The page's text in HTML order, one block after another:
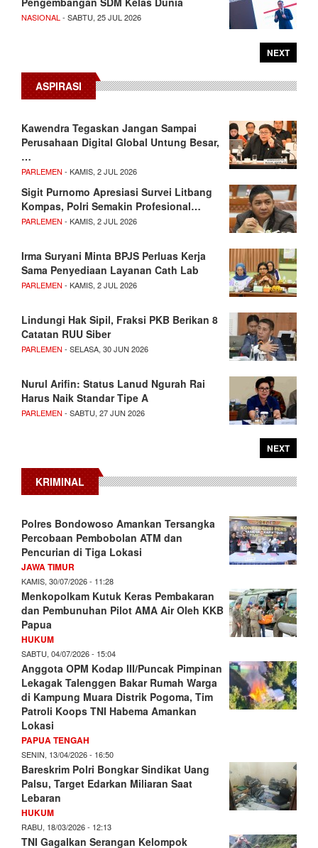
NASIONAL - SABTU, 25 JUL 2026
NEXT
ASPIRASI
Kawendra Tegaskan Jangan Sampai
Perusahaan Digital Global Untung Besar,
…
PARLEMEN - KAMIS, 2 JUL 2026
Sigit Purnomo Apresiasi Survei Litbang
Kompas, Polri Semakin Profesional…
PARLEMEN - KAMIS, 2 JUL 2026
Irma Suryani Minta BPJS Perluas Kerja
Sama Penyediaan Layanan Cath Lab
PARLEMEN - KAMIS, 2 JUL 2026
Lindungi Hak Sipil, Fraksi PKB Berikan 8
Catatan RUU Siber
PARLEMEN - SELASA, 30 JUN 2026
Nurul Arifin: Status Lanud Ngurah Rai
Harus Naik Standar Tipe A
PARLEMEN - SABTU, 27 JUN 2026
NEXT
KRIMINAL
Polres Bondowoso Amankan Tersangka
Percobaan Pembobolan ATM dan
Pencurian di Tiga Lokasi
JAWA TIMUR
KAMIS, 30/07/2026 - 11:28
Menkopolkam Kutuk Keras Pembakaran
dan Pembunuhan Pilot AMA Air Oleh KKB
Papua
HUKUM
SABTU, 04/07/2026 - 15:04
Anggota OPM Kodap III/Puncak Pimpinan
Lekagak Talenggen Bakar Rumah Warga
di Kampung Muara Distrik Pogoma, Tim
Patroli Koops TNI Habema Amankan
Lokasi
PAPUA TENGAH
SENIN, 13/04/2026 - 16:50
Bareskrim Polri Bongkar Sindikat Uang
Palsu, Target Edarkan Miliaran Saat
Lebaran
HUKUM
RABU, 18/03/2026 - 12:13
TNI Gagalkan Serangan Kelompok